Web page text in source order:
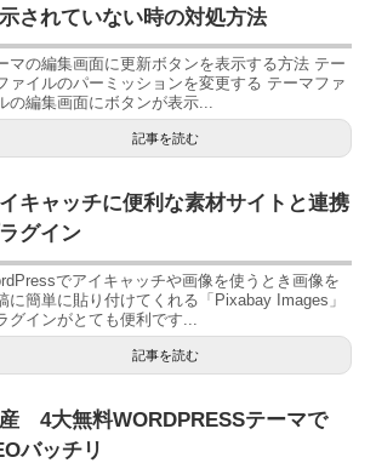
されていない時の対処方法
マの編集画面に更新ボタンを表示する方法 テー
ァイルのパーミッションを変更する テーマファ
の編集画面にボタンが表示...
記事を読む
キャッチに便利な素材サイトと連携
グイン
でアイキャッチや画像を使うとき画像を
に簡単に貼り付けてくれる「Pixabay Images」
グインがとても便利です...
記事を読む
4大無料WORDPRESSテーマで
バッチリ